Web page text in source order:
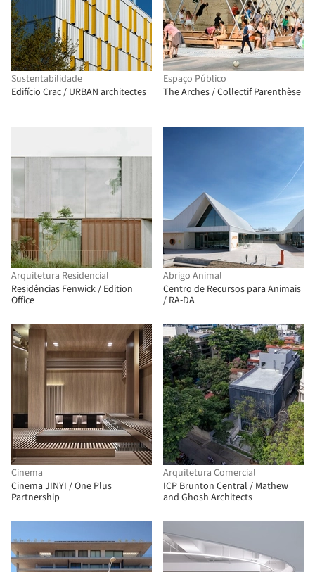
Sustentabilidade
Edifício Crac / URBAN architectes
Espaço Público
The Arches / Collectif Parenthèse
Arquitetura Residencial
Residências Fenwick / Edition
Office
Abrigo Animal
Centro de Recursos para Animais
/ RA-DA
Cinema
Cinema JINYI / One Plus
Partnership
Arquitetura Comercial
ICP Brunton Central / Mathew
and Ghosh Architects